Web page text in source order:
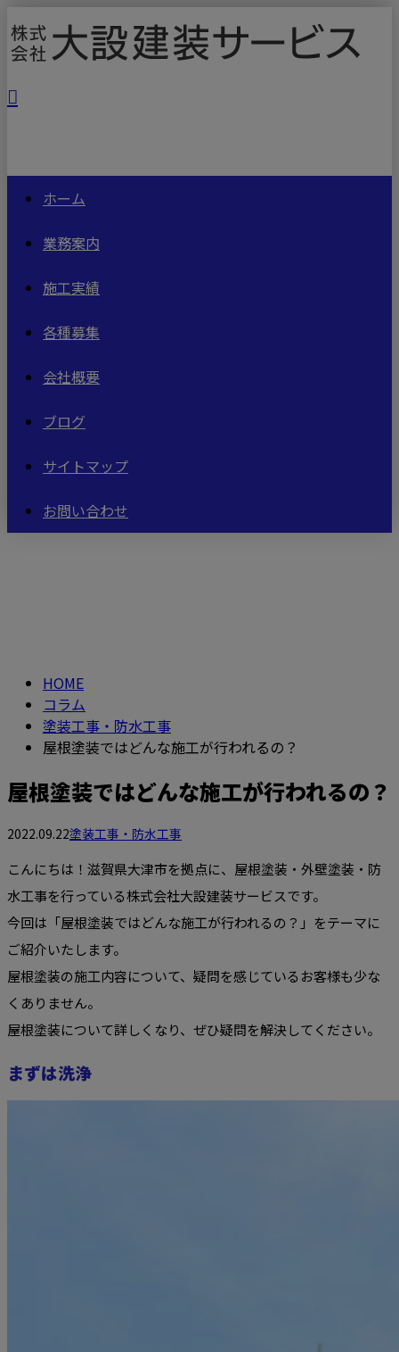
ホーム
業務案内
施工実績
各種募集
会社概要
ブログ
サイトマップ
お問い合わせ
HOME
コラム
塗装工事・防水工事
屋根塗装ではどんな施工が行われるの？
屋根塗装ではどんな施工が行われるの？
2022.09.22塗装工事・防水工事
こんにちは！滋賀県大津市を拠点に、屋根塗装・外壁塗装・防
水工事を行っている株式会社大設建装サービスです。
今回は「屋根塗装ではどんな施工が行われるの？」をテーマに
ご紹介いたします。
屋根塗装の施工内容について、疑問を感じているお客様も少な
くありません。
屋根塗装について詳しくなり、ぜひ疑問を解決してください。
まずは洗浄